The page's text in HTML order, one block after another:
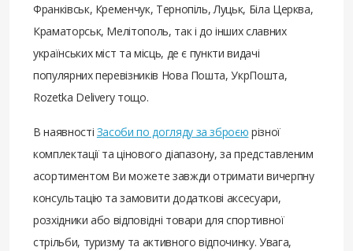
Франківськ, Кременчук, Тернопіль, Луцьк, Біла Церква,
Краматорськ, Мелітополь, так і до інших славних
українських міст та місць, де є пункти видачі
популярних перевізників Нова Пошта, УкрПошта,
Rozetka Delivery тощо.
В наявності Засоби по догляду за зброєю різної
комплектації та цінового діапазону, за представленим
асортиментом Ви можете завжди отримати вичерпну
консультацію та замовити додаткові аксесуари,
розхідники або відповідні товари для спортивної
стрільби, туризму та активного відпочинку. Увага,